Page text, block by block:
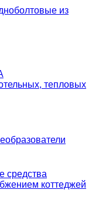
из
тепловых
средства
коттеджей